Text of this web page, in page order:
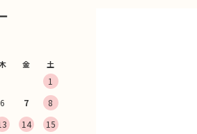
金 土
1
6 7
8
14
15